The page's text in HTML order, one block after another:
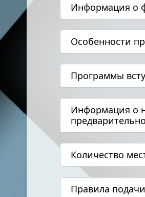
Информация о
Особенности
Программы
Информация о
Количество
Правила